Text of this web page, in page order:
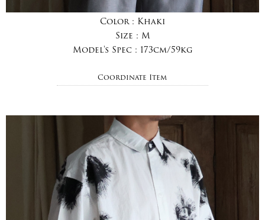
Color : Khaki
Size : M
Model's Spec : 173cm/59kg
Coordinate Item